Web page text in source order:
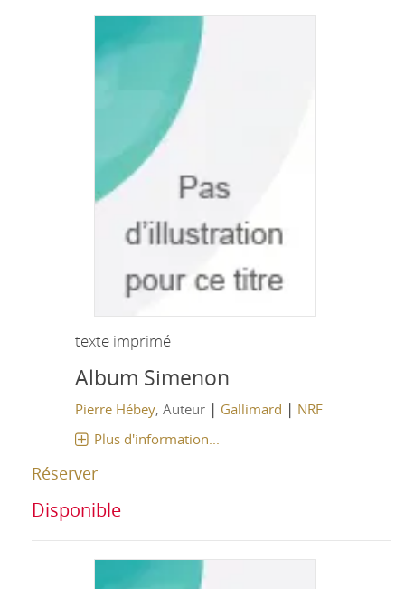
texte imprimé
Album Simenon
Pierre Hébey, Auteur | Gallimard | NRF
Plus d'information...
Réserver
Disponible